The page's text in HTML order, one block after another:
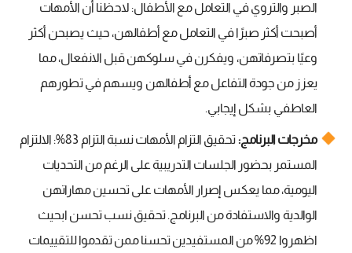
الصبر والتروي في التعامل مع الأطفال: لاحظنا أن الأمهات
أصبحت أكثر صبرًا في التعامل مع أطفالهن، حيث يصبحن أكثر
وعيًا بتصرفاتهن، ويفكرن في سلوكهن قبل الانفعال، مما
يعزز من جودة التفاعل مع أطفالهن ويسهم في تطورهم
العاطفي بشكل إيجابي.
مخرجات البرنامج:
تحقيق التزام الأمهات نسبة التزام 83%: الالتزام
المستمر بحضور الجلسات التدريبية على الرغم من التحديات
اليومية، مما يعكس إصرار الأمهات على تحسين مهاراتهن
الوالدية والاستفادة من البرنامج. تحقيق نسب تحسن ابحيث
اظهروا 92% من المستفيدين تحسنا ممن تقدموا للتقييمات